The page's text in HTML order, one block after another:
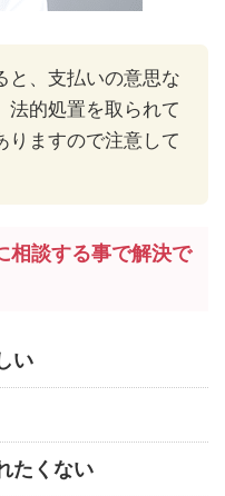
と、支払いの意思な
法的処置を取られて
りますので注意して
相談する事で解決で
い
たくない